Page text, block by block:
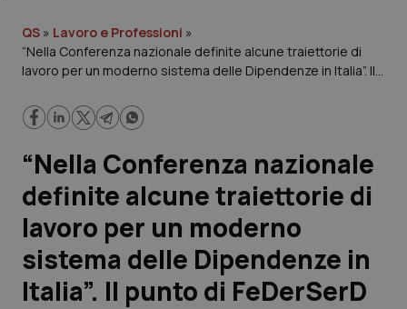
Governo e Parlamento
Regioni e Asl
Lavoro e Professioni
Scienza e Farmaci
Studi e Analisi
Lettere al direttore
QS » Lavoro e Professioni »
“Nella Conferenza nazionale definite alcune traiettorie di
lavoro per un moderno sistema delle Dipendenze in Italia”. Il
“Nella Conferenza nazionale
definite alcune traiettorie di
lavoro per un moderno
sistema delle Dipendenze in
Italia”. Il punto di FeDerSerD